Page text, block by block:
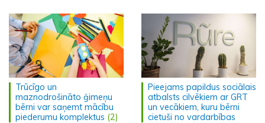
Trūcīgo un
maznodrošināto ģimeņu
bērni var saņemt mācību
piederumu komplektus (2)
Pieejams papildus sociālais
atbalsts cilvēkiem ar GRT
un vecākiem, kuru bērni
cietuši no vardarbības